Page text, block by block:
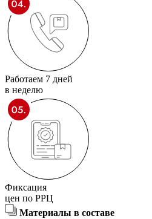
Работаем 7 дней
в неделю
Фиксация
цен по РРЦ
Материалы в составе